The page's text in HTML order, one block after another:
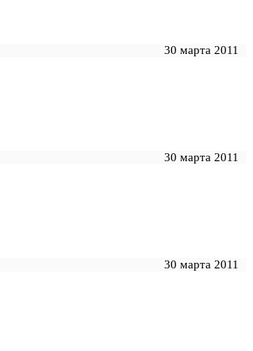
30 марта 2011
30 марта 2011
30 марта 2011